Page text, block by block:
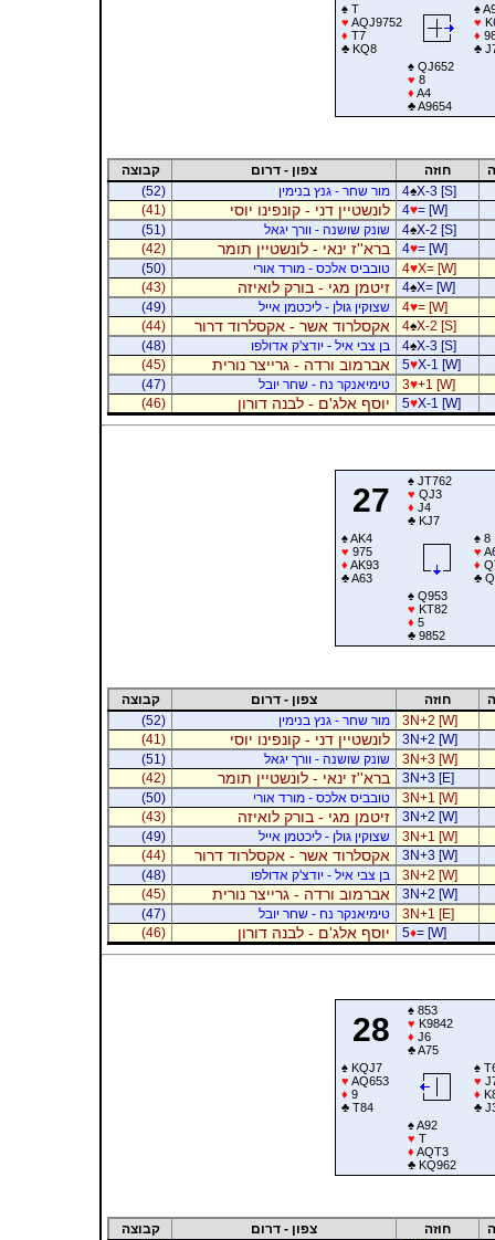
♠T
♥ AQJ9752
♦ T7
♣KQ8
♠
♥
♦
♣
♠QJ652
♥ 8
♦ A4
♣A9654
חוזה צפון - דרום
קבוצה
4♠X-3 [S] מור שחר - גנץ בנימין
(52)
4♥= [W] לונשטיין דני - קונפינו יוסי
(41)
4♠X-2 [S] שונק שושנה - וורך יגאל
(51)
4♥= [W] ברא''ז ינאי - לונשטיין תומר
(42)
4♥X= [W] טובביס אלכס - מורד אורי
(50)
4♠X= [W] זיטמן מגי - בורק לואיזה
(43)
4♥= [W] שצוקין גולן - ליכטמן אייל
(49)
4♠X-2 [S] אקסלרוד אשר - אקסלרוד דרור
(44)
4♠X-3 [S] בן צבי איל - יודצ'ק אדולפו
(48)
5♥X-1 [W] אברמוב ורדה - גרייצר נורית
(45)
3♥+1 [W] טימיאנקר נח - שחר יובל
(47)
5♥X-1 [W] יוסף אלג'ם - לבנה דורון (46)
27
♠JT762
♥ QJ3
♦ J4
♣KJ7
♠AK4
♥ 975
♦ AK93
♣A63
♠8
♥
♦
♣
♠Q953
♥ KT82
♦ 5
♣9852
חוזה צפון - דרום
קבוצה
3N+2 [W]
מור שחר - גנץ בנימין
(52)
3N+2 [W]
לונשטיין דני - קונפינו יוסי
(41)
3N+3 [W]
שונק שושנה - וורך יגאל
(51)
3N+3 [E]
ברא''ז ינאי - לונשטיין תומר
(42)
3N+1 [W]
טובביס אלכס - מורד אורי
(50)
3N+2 [W]
זיטמן מגי - בורק לואיזה
(43)
3N+1 [W]
שצוקין גולן - ליכטמן אייל
(49)
3N+3 [W]
אקסלרוד אשר - אקסלרוד דרור
(44)
3N+2 [W]
בן צבי איל - יודצ'ק אדולפו
(48)
3N+2 [W]
אברמוב ורדה - גרייצר נורית
(45)
3N+1 [E]
טימיאנקר נח - שחר יובל
(47)
5♦= [W] יוסף אלג'ם - לבנה דורון (46)
28
♠853
♥ K9842
♦ J6
♣A75
♠KQJ7
♥ AQ653
♦ 9
♣T84
♠
♥
♦
♣
♠A92
♥ T
♦ AQT3
♣KQ962
חוזה צפון - דרום
קבוצה